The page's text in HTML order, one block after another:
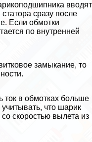
вводят
сразу после
Если обмотки
по внутренней
замыкание, то
ток в обмотках больше
что шарик
скоростью вылета из